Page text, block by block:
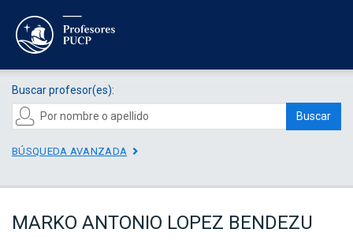
Buscar profesor(es):
Buscar
BÚSQUEDA AVANZADA
MARKO ANTONIO LOPEZ BENDEZU